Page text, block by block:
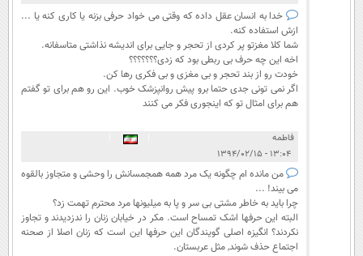
خدا به انسان عقل داده که وقتی می خواد حرفی بزنه یا کاری کنه یا ...
ازش استفاده کنه.
شما کلا مغزتو پر کردی از تحجر و جایی برای اندیشه نذاشتی متاسفانه.
اخه این چه حرف بی ربطی بود که زدی؟؟؟؟؟؟؟
خودت رو از بند تحجر و بی مغزی و بی فکری رها کن.
اگر نمی تونی جدی حتما برو پیش روانپزشک خوب. این رو هم برای تو گفتم
هم برای امثال تو که اینجوری فکر می کنند
فاطمه
۱۳:۰۴ - ۱۳۹۴/۰۲/۱۵
من مانده ام چگونه یک مرد همه همجمسانش را وحشی و متجاوز بالقوه
می بیند! ...
چرا باید به خاطر مشتی بی سر و پا به میلیونها مرد محترم تهمت زد؟
البته این حرفها اشک تمساح است. مکر در خیابان زنان را ندزدیدند و تجاوز
نکردند؟ انگیزه اصلی گویندگان این حرفها این است که زنان اصلا از صحنه
اجتماع حذف شوند, مثل عربستان.